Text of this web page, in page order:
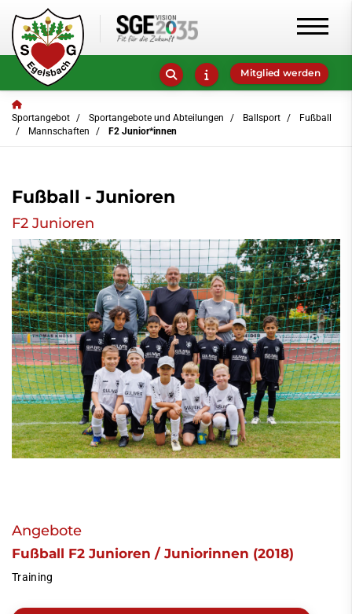
Mitglied werden
Sportangebot Sportangebote und Abteilungen Ballsport
Fußball
Mannschaften
F2 Junior*innen
Fußball - Junioren
F2 Junioren
Angebote
Fußball F2 Junioren / Juniorinnen (2018)
Training